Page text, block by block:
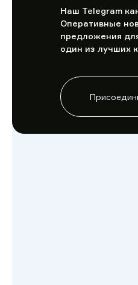
Наш Telegram
Оперативные
предложения
один из лучших